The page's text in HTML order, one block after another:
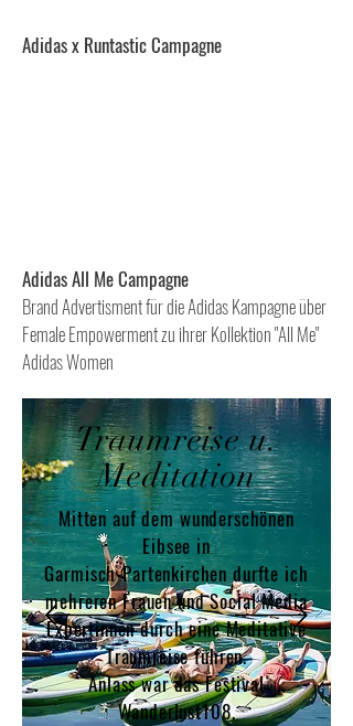
Adidas x Runtastic Campagne
Adidas All Me Campagne
Brand Advertisment für die Adidas Kampagne über
Female Empowerment zu ihrer Kollektion "All Me"
Adidas Women
Traumreise u.
Meditation
Mitten auf dem wunderschönen
Eibsee in
Garmisch-Partenkirchen durfte ich
mehreren Frauen und Social Media
Expertinnen durch eine Meditative
Traumreise führen.
Anlass war das Festival
Wanderlust108.